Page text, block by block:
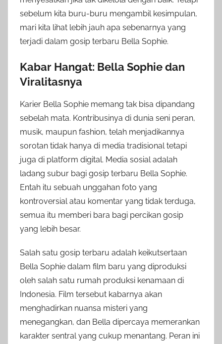
sebelum kita buru-buru mengambil kesimpulan,
mari kita lihat lebih jauh apa sebenarnya yang
terjadi dalam gosip terbaru Bella Sophie.
Kabar Hangat: Bella Sophie dan
Viralitasnya
Karier Bella Sophie memang tak bisa dipandang
sebelah mata. Kontribusinya di dunia seni peran,
musik, maupun fashion, telah menjadikannya
sorotan tidak hanya di media tradisional tetapi
juga di platform digital. Media sosial adalah
ladang subur bagi gosip terbaru Bella Sophie.
Entah itu sebuah unggahan foto yang
kontroversial atau komentar yang tidak terduga,
semua itu memberi bara bagi percikan gosip
yang lebih besar.
Salah satu gosip terbaru adalah keikutsertaan
Bella Sophie dalam film baru yang diproduksi
oleh salah satu rumah produksi kenamaan di
Indonesia. Film tersebut kabarnya akan
menghadirkan nuansa misteri yang
menegangkan, dan Bella dipercaya memerankan
karakter sentral yang cukup menantang. Peran ini